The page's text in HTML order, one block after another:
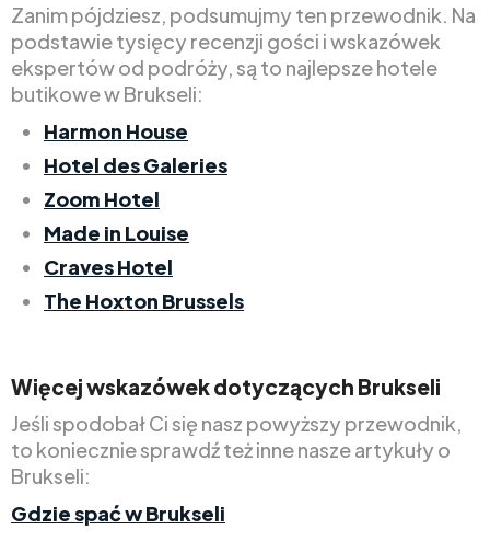
Zanim pójdziesz, podsumujmy ten przewodnik. Na
podstawie tysięcy recenzji gości i wskazówek
ekspertów od podróży, są to najlepsze hotele
butikowe w Brukseli:
Harmon House
Hotel des Galeries
Zoom Hotel
Made in Louise
Craves Hotel
The Hoxton Brussels
Więcej wskazówek dotyczących Brukseli
Jeśli spodobał Ci się nasz powyższy przewodnik,
to koniecznie sprawdź też inne nasze artykuły o
Brukseli:
Gdzie spać w Brukseli